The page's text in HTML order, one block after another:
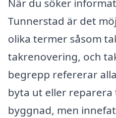
När du söker
Tunnerstad är det
olika termer såsom
takrenovering, och
begrepp refererar
byta ut eller reparera
byggnad, men